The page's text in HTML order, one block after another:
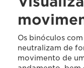
Os binóculos
neutralizam de
movimento de